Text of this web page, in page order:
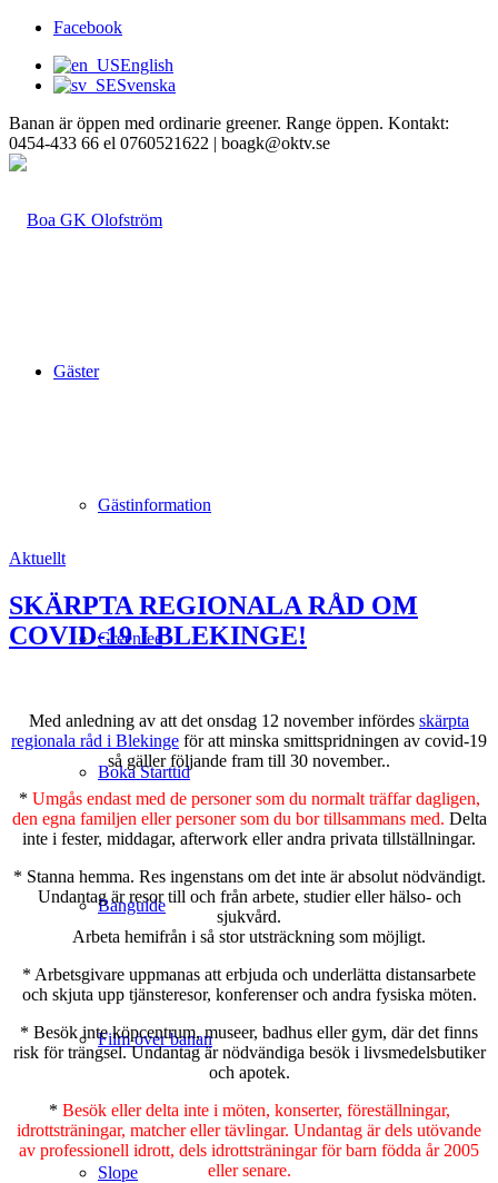
Facebook
English
Svenska
Banan är öppen med ordinarie greener. Range öppen. Kontakt:
0454-433 66 el 0760521622 | boagk@oktv.se
Gäster
Gästinformation
Greenfee
Boka Starttid
Banguide
Film över banan
Slope
Aktuellt
SKÄRPTA REGIONALA RÅD OM
COVID-19 I BLEKINGE!
Med anledning av att det onsdag 12 november infördes skärpta
regionala råd i Blekinge för att minska smittspridningen av covid-19
så gäller följande fram till 30 november..
* Umgås endast med de personer som du normalt träffar dagligen,
den egna familjen eller personer som du bor tillsammans med. Delta
inte i fester, middagar, afterwork eller andra privata tillställningar.
* Stanna hemma. Res ingenstans om det inte är absolut nödvändigt.
Undantag är resor till och från arbete, studier eller hälso- och
sjukvård.
Arbeta hemifrån i så stor utsträckning som möjligt.
* Arbetsgivare uppmanas att erbjuda och underlätta distansarbete
och skjuta upp tjänsteresor, konferenser och andra fysiska möten.
* Besök inte köpcentrum, museer, badhus eller gym, där det finns
risk för trängsel. Undantag är nödvändiga besök i livsmedelsbutiker
och apotek.
* Besök eller delta inte i möten, konserter, föreställningar,
idrottsträningar, matcher eller tävlingar. Undantag är dels utövande
av professionell idrott, dels idrottsträningar för barn födda år 2005
eller senare.